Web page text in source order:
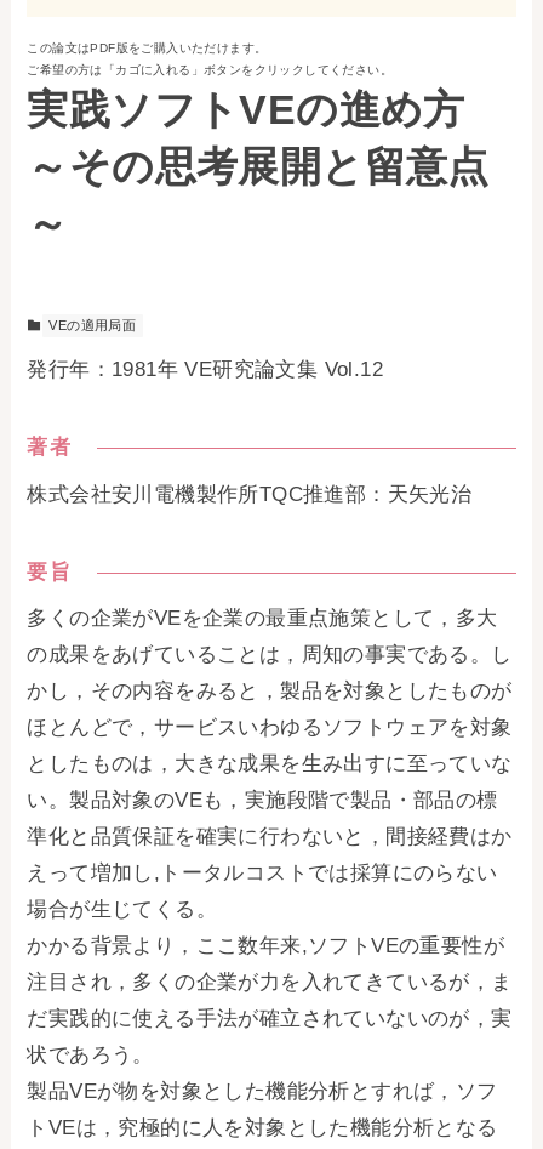
事務局・勤務体制
アクセス
03-5430-4488
この論文はPDF版をご購入いただけます。
ご希望の方は「カゴに入れる」ボタンをクリックしてください。
実践ソフトVEの進め方
～その思考展開と留意点
～
VEの適用局面
発行年：1981年 VE研究論文集 Vol.12
著者
株式会社安川電機製作所TQC推進部：天矢光治
要旨
多くの企業がVEを企業の最重点施策として，多大
の成果をあげていることは，周知の事実である。し
かし，その内容をみると，製品を対象としたものが
ほとんどで，サービスいわゆるソフトウェアを対象
としたものは，大きな成果を生み出すに至っていな
い。製品対象のVEも，実施段階で製品・部品の標
準化と品質保証を確実に行わないと，間接経費はか
えって増加し,トータルコストでは採算にのらない
場合が生じてくる。
かかる背景より，ここ数年来,ソフトVEの重要性が
注目され，多くの企業が力を入れてきているが，ま
だ実践的に使える手法が確立されていないのが，実
状であろう。
製品VEが物を対象とした機能分析とすれば，ソフ
トVEは，究極的に人を対象とした機能分析となる